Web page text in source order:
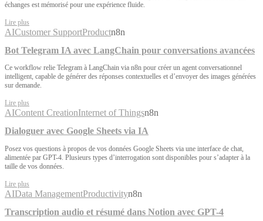
échanges est mémorisé pour une expérience fluide.
Lire plus
AICustomer SupportProductn8n
Bot Telegram IA avec LangChain pour conversations avancées
Ce workflow relie Telegram à LangChain via n8n pour créer un agent conversationnel
intelligent, capable de générer des réponses contextuelles et d’envoyer des images générées
sur demande.
Lire plus
AIContent CreationInternet of Thingsn8n
Dialoguer avec Google Sheets via IA
Posez vos questions à propos de vos données Google Sheets via une interface de chat,
alimentée par GPT-4. Plusieurs types d’interrogation sont disponibles pour s’adapter à la
taille de vos données.
Lire plus
AIData ManagementProductivityn8n
Transcription audio et résumé dans Notion avec GPT-4